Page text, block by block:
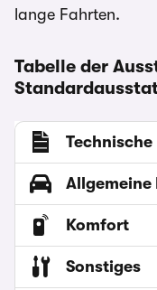
lange Fahrten.
Tabelle der
Technische
Allgemeine
Komfort
Sonstiges